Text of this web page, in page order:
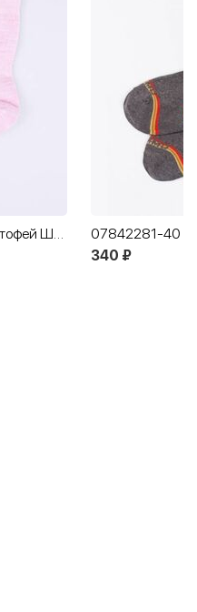
07842314-40 Термоноски Котофей Шерсть розовый
340 ₽